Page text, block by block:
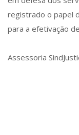
registrado o papel
para a efetivação
Assessoria